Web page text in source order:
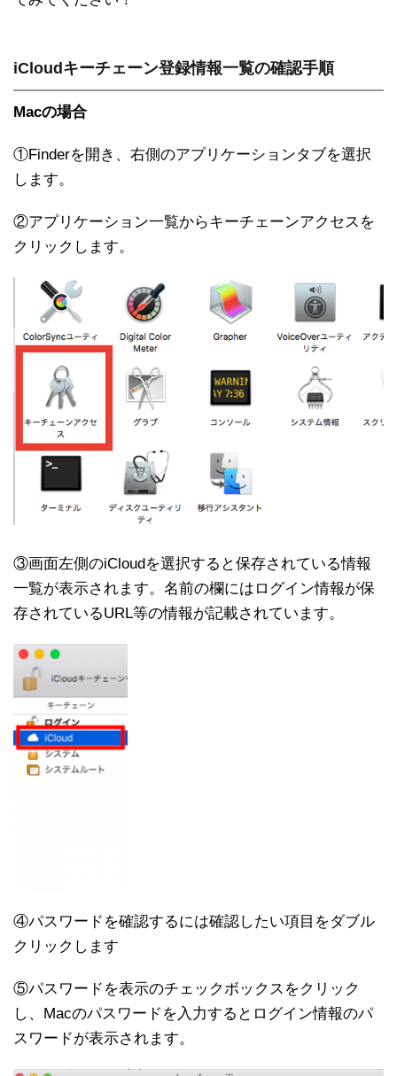
iCloudキーチェーン登録情報一覧の確認手順
Macの場合
①Finderを開き、右側のアプリケーションタブを選択
します。
②アプリケーション一覧からキーチェーンアクセスを
クリックします。
③画面左側のiCloudを選択すると保存されている情報
一覧が表示されます。名前の欄にはログイン情報が保
存されているURL等の情報が記載されています。
④パスワードを確認するには確認したい項目をダブル
クリックします
⑤パスワードを表示のチェックボックスをクリック
し、Macのパスワードを入力するとログイン情報のパ
スワードが表示されます。